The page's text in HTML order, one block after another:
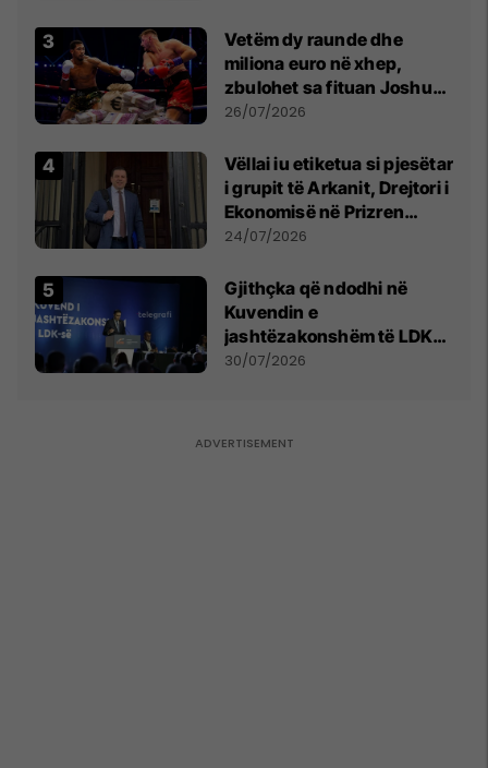
Vetëm dy raunde dhe
miliona euro në xhep,
zbulohet sa fituan Joshua
e Prenga
26/07/2026
Vëllai iu etiketua si pjesëtar
i grupit të Arkanit, Drejtori i
Ekonomisë në Prizren
mohon pretendimet
24/07/2026
Gjithçka që ndodhi në
Kuvendin e
jashtëzakonshëm të LDK-
së
30/07/2026